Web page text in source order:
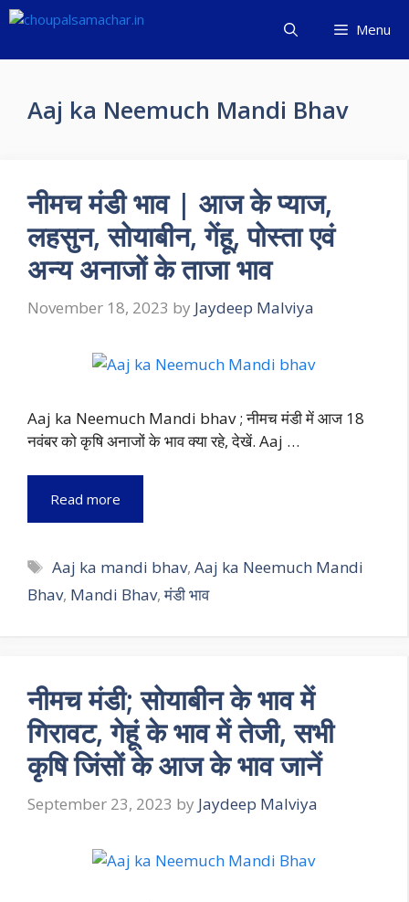
Skip
content
Menu
Aaj ka Neemuch Mandi Bhav
नीमच मंडी भाव | आज के प्याज,
लहसुन, सोयाबीन, गेंहू, पोस्ता एवं
अन्य अनाजों के ताजा भाव
November 18, 2023 by Jaydeep Malviya
Aaj ka Neemuch Mandi bhav ; नीमच मंडी में आज 18
नवंबर को कृषि अनाजों के भाव क्या रहे, देखें. Aaj …
Read more
Tags
Aaj ka mandi bhav,Aaj ka Neemuch Mandi
Bhav, Mandi Bhav,मंडी भाव
नीमच मंडी; सोयाबीन के भाव में
गिरावट, गेहूं के भाव में तेजी, सभी
कृषि जिंसों के आज के भाव जानें
September 23, 2023 by Jaydeep Malviya